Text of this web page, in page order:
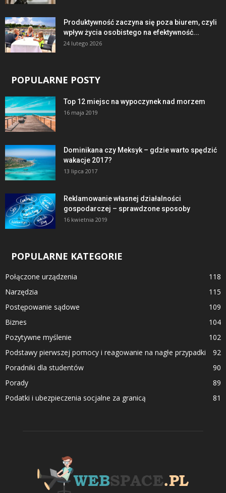
Produktywność zaczyna się poza biurem, czyli
wpływ życia osobistego na efektywność...
24 lutego 2026
POPULARNE POSTY
Top 12 miejsc na wypoczynek nad morzem
16 maja 2019
Dominikana czy Meksyk – gdzie warto spędzić
wakacje 2017?
13 lipca 2017
Reklamowanie własnej działalności
gospodarczej – sprawdzone sposoby
16 kwietnia 2019
POPULARNE KATEGORIE
Połączone urządzenia
118
Narzędzia
115
Postępowanie sądowe
109
Biznes
104
Pozytywne myślenie
102
Podstawy pierwszej pomocy i reagowanie na nagłe przypadki
92
Poradniki dla studentów
90
Porady
89
Podatki i ubezpieczenia socjalne za granicą
81